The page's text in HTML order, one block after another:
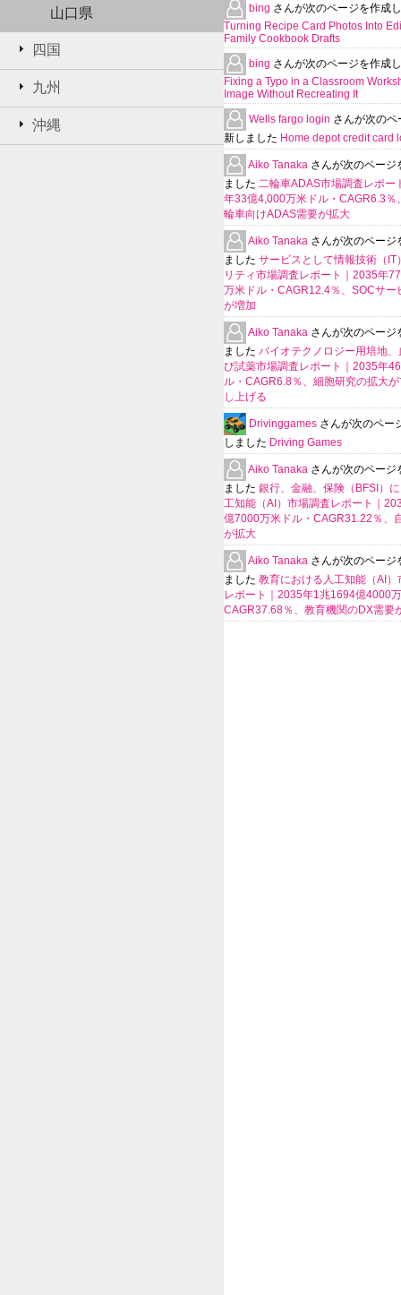
山口県
四国
九州
沖縄
bing さんが次のページを作成
Turning Recipe Card Photos Into
Family Cookbook Drafts
bing さんが次のページを作成
Fixing a Typo in a Classroom
Image Without Recreating It
Wells fargo login さんが次のペ
新しました Home depot credit card
Aiko Tanaka さんが次のページ
ました 二輪車ADAS市場調査レポー
年33億4,000万米ドル・CAGR6.3％
輪車向けADAS需要が拡大
Aiko Tanaka さんが次のページ
ました サービスとして情報技術（IT
リティ市場調査レポート｜2035年
万米ドル・CAGR12.4％、SOCサー
が増加
Aiko Tanaka さんが次のページ
ました バイオテクノロジー用培地、
び試薬市場調査レポート｜2035年
ル・CAGR6.8％、細胞研究の拡大
し上げる
Drivinggames さんが次のペー
しました Driving Games
Aiko Tanaka さんが次のページ
ました 銀行、金融、保険（BFSI）
工知能（AI）市場調査レポート｜
億7000万米ドル・CAGR31.22％、
が拡大
Aiko Tanaka さんが次のページ
ました 教育における人工知能（AI）
レポート｜2035年1兆1694億4000
CAGR37.68％、教育機関のDX需要